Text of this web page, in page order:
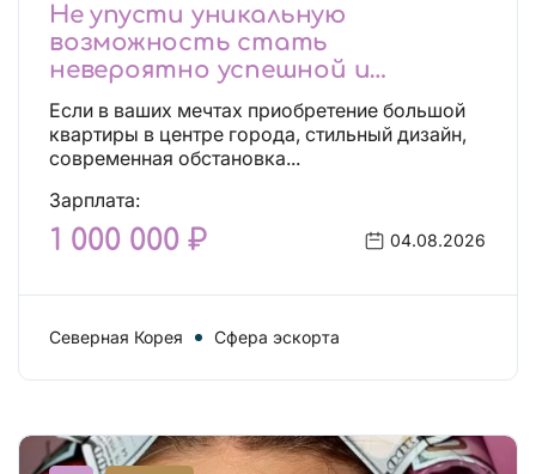
Не упусти уникальную
возможность стать
невероятно успешной и
независимой!
Если в ваших мечтах приобретение большой
квартиры в центре города, стильный дизайн,
современная обстановка...
Зарплата:
1 000 000 ₽ 04.08.2026
Северная Корея Сфера эскорта